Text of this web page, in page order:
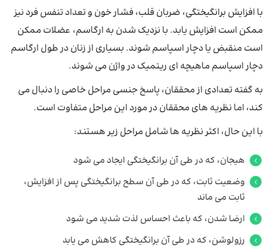
با افزایش برانگیختگی، ضربان قلب، فشار خون و تعداد تنفس فرد نیز
ممکن است افزایش یابد. با نزدیک شدن به ارگاسم، عضلات ممکن
است منقبض یا دچار اسپاسم شوند. بسیاری از زنان در طول ارگاسم
دچار اسپاسم ماهیچه ای ریتمیک در واژن می شوند.
به گفته تعدادی از محققان، پاسخ جنسی مراحل خاصی را دنبال می
کند، اما نظریه های محققان در مورد این مراحل متفاوت است.
با این حال، اکثر نظریه ها شامل مراحل زیر هستند:
هیجان، که در طی آن برانگیختگی ایجاد می شود
وضعیت ثابت، که در طی آن سطح برانگیختگی پس از افزایش،
ثابت می ماند
ارضا شدن، که باعث احساس لذت شدید می شود
رزولوشن، که در طی آن برانگیختگی کاهش می یابد